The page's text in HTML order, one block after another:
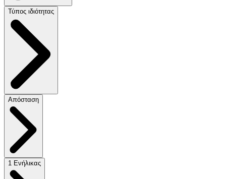
Τύπος ιδιότητας
Απόσταση
1 Ενήλικας